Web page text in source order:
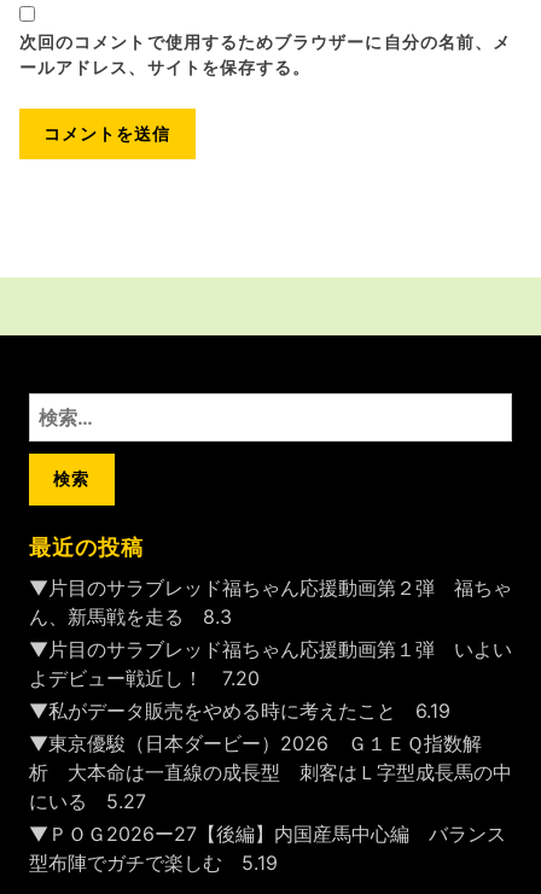
次回のコメントで使用するためブラウザーに自分の名前、メ
ールアドレス、サイトを保存する。
検
索:
最近の投稿
▼片目のサラブレッド福ちゃん応援動画第２弾 福ちゃ
ん、新馬戦を走る 8.3
▼片目のサラブレッド福ちゃん応援動画第１弾 いよい
よデビュー戦近し！ 7.20
▼私がデータ販売をやめる時に考えたこと 6.19
▼東京優駿（日本ダービー）2026 Ｇ１ＥＱ指数解
析 大本命は一直線の成長型 刺客はＬ字型成長馬の中
にいる 5.27
▼ＰＯＧ2026ー27【後編】内国産馬中心編 バランス
型布陣でガチで楽しむ 5.19